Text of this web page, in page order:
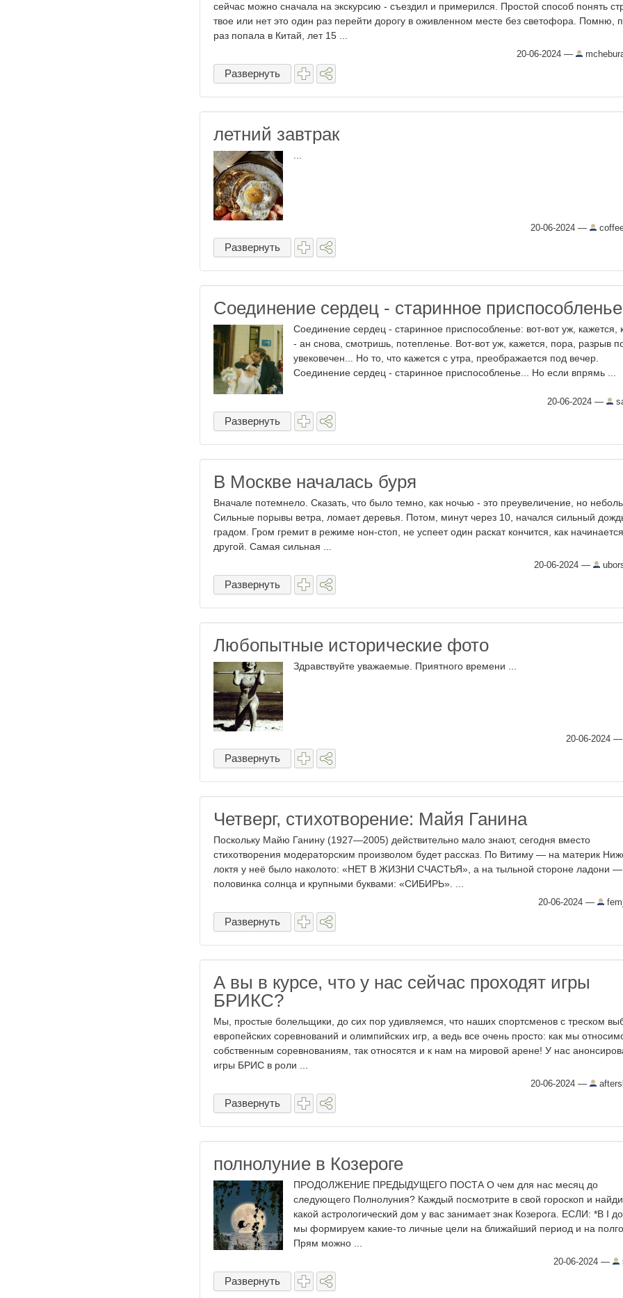
сейчас можно сначала на экскурсию - съездил и примерился. Простой способ понять
твое или нет это один раз перейти дорогу в оживленном месте без светофора. Помню,
раз попала в Китай, лет 15 ...
20-06-2024 —
Развернуть
летний завтрак
20-06-2024 —
Развернуть
Соединение сердец - старинное
Соединение сердец - старинное приспособленье: вот-вот уж, кажется,
- ан снова, смотришь, потепленье. Вот-вот уж, кажется, пора, разрыв
увековечен... Но то, что кажется с утра, преображается под вечер.
Соединение сердец - старинное приспособленье... Но если впрямь ...
20-06-2024 —
Развернуть
В Москве началась буря
Вначале потемнело. Сказать, что было темно, как ночью - это преувеличение, но
Сильные порывы ветра, ломает деревья. Потом, минут через 10, начался сильный
градом. Гром гремит в режиме нон-стоп, не успеет один раскат кончится, как начинается
другой. Самая сильная ...
20-06-2024 —
Развернуть
Любопытные исторические фото
Здравствуйте уважаемые. Приятного времени ...
20-06-2024 —
Развернуть
Четверг, стихотворение: Майя Ганина
Поскольку Майю Ганину (1927—2005) действительно мало знают, сегодня вместо
стихотворения модераторским произволом будет рассказ. По Витиму — на материк
локтя у неё было наколото: «НЕТ В ЖИЗНИ СЧАСТЬЯ», а на тыльной стороне ладони —
половинка солнца и крупными буквами: «СИБИРЬ». ...
20-06-2024 —
Развернуть
А вы в курсе, что у нас сейчас проходят игры
БРИКС?
Мы, простые болельщики, до сих пор удивляемся, что наших спортсменов с треском
европейских соревнований и олимпийских игр, а ведь все очень просто: как мы
собственным соревнованиям, так относятся и к нам на мировой арене! У нас
игры БРИС в роли ...
20-06-2024 —
Развернуть
полнолуние в Козероге
ПРОДОЛЖЕНИЕ ПРЕДЫДУЩЕГО ПОСТА О чем для нас месяц до
следующего Полнолуния? Каждый посмотрите в свой гороскоп и
какой астрологический дом у вас занимает знак Козерога. ЕСЛИ: *В I
мы формируем какие-то личные цели на ближайший период и на
Прям можно ...
20-06-2024 —
Развернуть